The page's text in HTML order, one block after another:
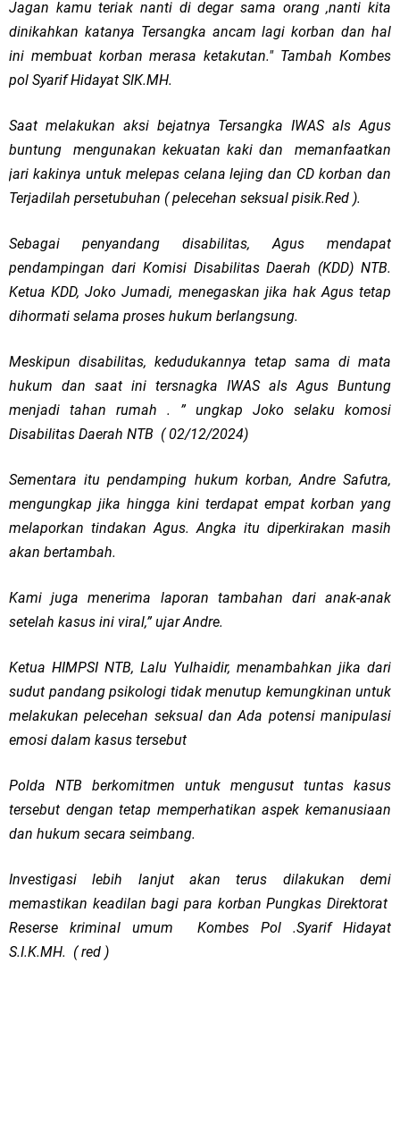
Jagan kamu teriak nanti di degar sama orang ,nanti kita
dinikahkan katanya Tersangka ancam lagi korban dan hal
ini membuat korban merasa ketakutan." Tambah Kombes
pol Syarif Hidayat SIK.MH.
Saat melakukan aksi bejatnya Tersangka IWAS als Agus
buntung mengunakan kekuatan kaki dan memanfaatkan
jari kakinya untuk melepas celana lejing dan CD korban dan
Terjadilah persetubuhan ( pelecehan seksual pisik.Red ).
Sebagai penyandang disabilitas, Agus mendapat
pendampingan dari Komisi Disabilitas Daerah (KDD) NTB.
Ketua KDD, Joko Jumadi, menegaskan jika hak Agus tetap
dihormati selama proses hukum berlangsung.
Meskipun disabilitas, kedudukannya tetap sama di mata
hukum dan saat ini tersnagka IWAS als Agus Buntung
menjadi tahan rumah . ” ungkap Joko selaku komosi
Disabilitas Daerah NTB ( 02/12/2024)
Sementara itu pendamping hukum korban, Andre Safutra,
mengungkap jika hingga kini terdapat empat korban yang
melaporkan tindakan Agus. Angka itu diperkirakan masih
akan bertambah.
Kami juga menerima laporan tambahan dari anak-anak
setelah kasus ini viral,” ujar Andre.
Ketua HIMPSI NTB, Lalu Yulhaidir, menambahkan jika dari
sudut pandang psikologi tidak menutup kemungkinan untuk
melakukan pelecehan seksual dan Ada potensi manipulasi
emosi dalam kasus tersebut
Polda NTB berkomitmen untuk mengusut tuntas kasus
tersebut dengan tetap memperhatikan aspek kemanusiaan
dan hukum secara seimbang.
Investigasi lebih lanjut akan terus dilakukan demi
memastikan keadilan bagi para korban Pungkas Direktorat
Reserse kriminal umum Kombes Pol .Syarif Hidayat
S.I.K.MH. ( red )